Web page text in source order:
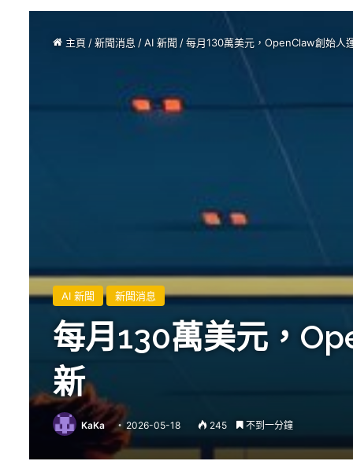
主頁 /新聞消息 /AI 新聞 /每月130萬美元，OpenClaw創始人
AI 新聞 新聞消息
每月130萬美元，
新
KaKa 2026-05-18 245 不到一分鐘